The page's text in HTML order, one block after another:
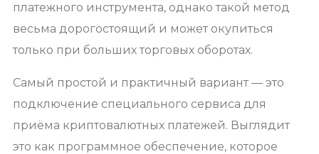
платежного инструмента, однако такой метод
весьма дорогостоящий и может окупиться
только при больших торговых оборотах.
Самый простой и практичный вариант — это
подключение специального сервиса для
приёма криптовалютных платежей. Выглядит
это как программное обеспечение, которое